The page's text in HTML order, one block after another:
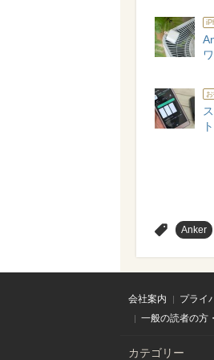
お
Anker
会社案内 プライ
一般の読者の方
カテゴリー